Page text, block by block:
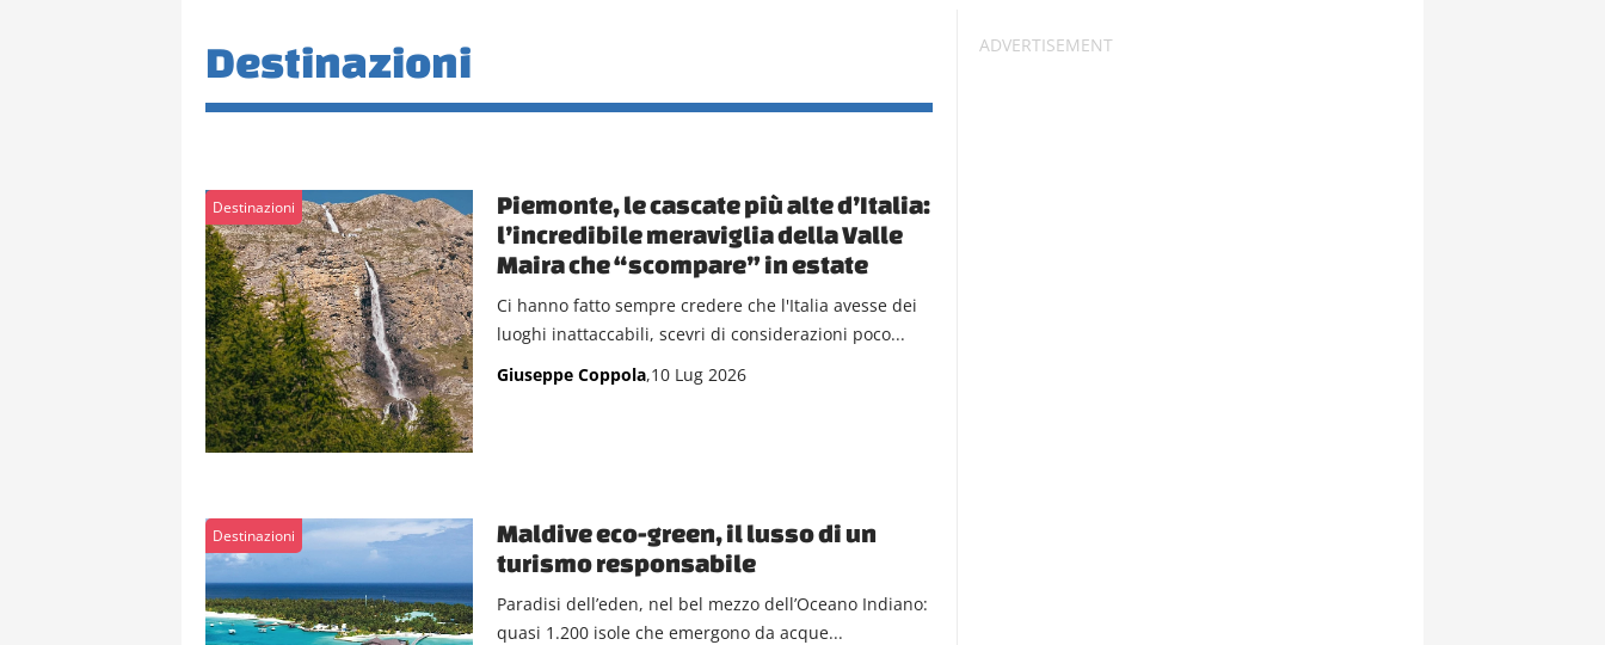
Destinazioni
Destinazioni
Piemonte, le cascate più alte d’Italia:
l’incredibile meraviglia della Valle
Maira che “scompare” in estate
Ci hanno fatto sempre credere che l'Italia avesse dei
luoghi inattaccabili, scevri di considerazioni poco...
Giuseppe Coppola,10 Lug 2026
Destinazioni
Maldive eco-green, il lusso di un
turismo responsabile
Paradisi dell’eden, nel bel mezzo dell’Oceano Indiano:
quasi 1.200 isole che emergono da acque...